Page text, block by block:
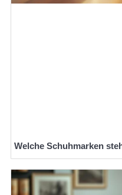
Welche Schuhmarken